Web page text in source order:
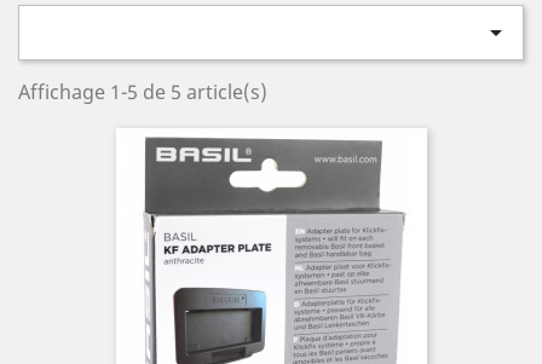

Affichage 1-5 de 5 article(s)